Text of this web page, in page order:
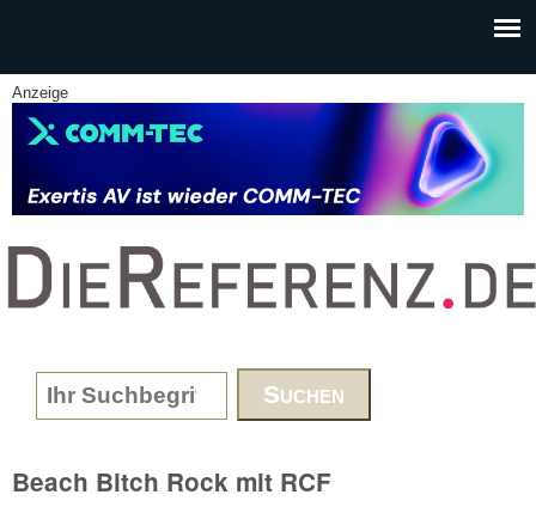
Anzeige
www.DieReferenz.de
Search form
Beach Bitch Rock mit RCF